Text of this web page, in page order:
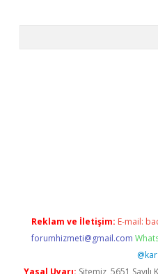
Reklam ve İletişim: E-mail:
forumhizmeti@gmail.com
Yasal Uyarı: Sitemiz, 5651